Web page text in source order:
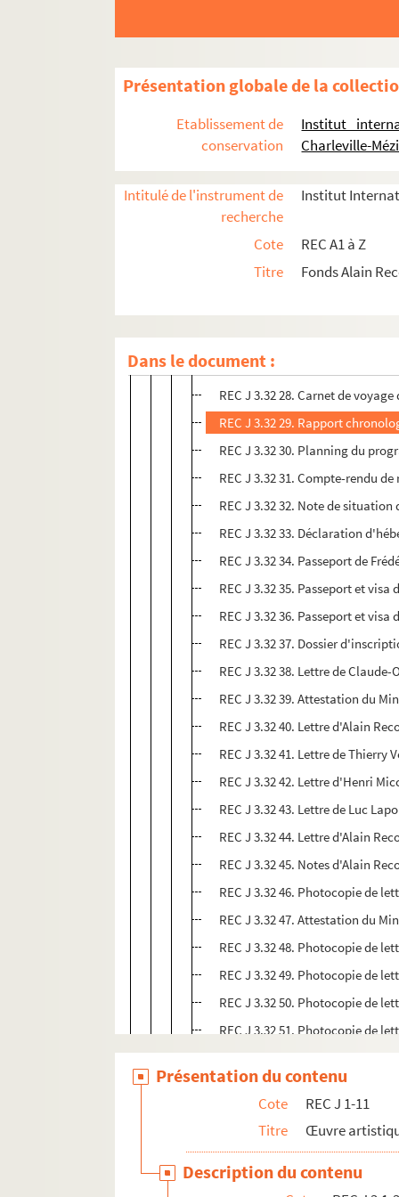
Présentation globale de la
Etablissement de
conservation
Institut
Charleville-
Intitulé de l'instrument de
recherche
Institut
Cote
REC A1 à Z
Titre
Fonds Alain
Dans le document :
REC J 3.32 1-18. Processus de
REC J 3.32 19. Contrat avec
REC J 3.32 21. Contrat de
REC J 3.32 27. Notes d'Alain
REC J 3.32 28. Carnet de
REC J 3.32 29. Rapport
REC J 3.32 30. Planning du
REC J 3.32 31. Compte-rendu
REC J 3.32 32. Note de
REC J 3.32 33. Déclaration
REC J 3.32 34. Passeport de
REC J 3.32 35. Passeport et
REC J 3.32 36. Passeport et
REC J 3.32 37. Dossier
REC J 3.32 38. Lettre de
REC J 3.32 39. Attestation du
REC J 3.32 40. Lettre d'Alain
REC J 3.32 41. Lettre de Thierry
REC J 3.32 42. Lettre d'Henri
REC J 3.32 43. Lettre de Luc
REC J 3.32 44. Lettre d'Alain
REC J 3.32 45. Notes d'Alain
REC J 3.32 46. Photocopie de
REC J 3.32 47. Attestation du
REC J 3.32 48. Photocopie de
REC J 3.32 49. Photocopie de
REC J 3.32 50. Photocopie de
REC J 3.32 51. Photocopie de
REC J 3.32 53. Lettres entre
REC J 3.32 54. Photocopie de
REC J 3.32 55. Lettre de Kosim
REC J 3.32 56. Lettre de Kosim
Présentation du contenu
Cote
REC J 1-11
Titre
Œuvre
Description du contenu